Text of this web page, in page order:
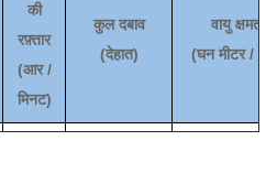
की
रफ़्तार
(आर /
मिनट)
कुल दबाव
(देहात)
वायु क्षमता
(घन मीटर /